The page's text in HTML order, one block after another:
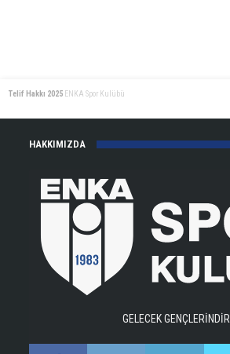
Telif Hakkı 2025 ENKA Spor Kulübü
HAKKIMIZDA
GELECEK GENÇLERİNDİR